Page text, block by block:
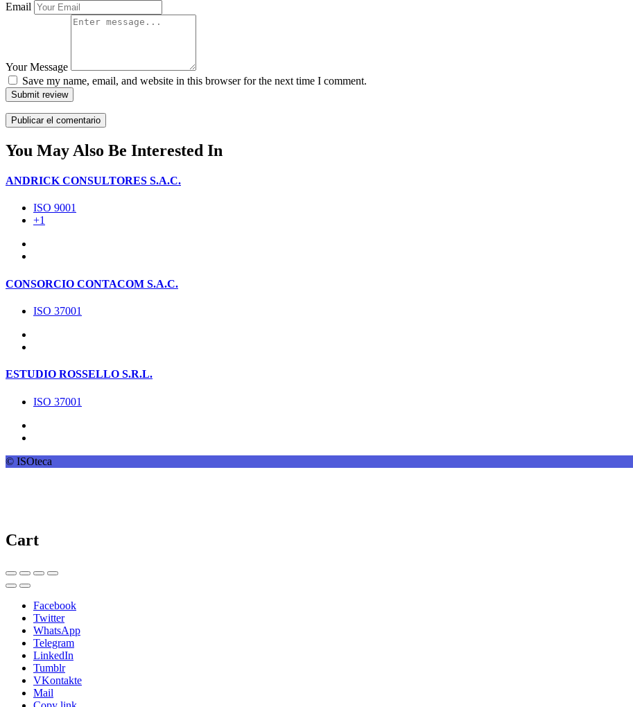
Email
Your Message
Save my name, email, and website in this browser for the next time I comment.
Submit review
You May Also Be Interested In
ANDRICK CONSULTORES S.A.C.
ISO 9001
+1
CONSORCIO CONTACOM S.A.C.
ISO 37001
ESTUDIO ROSSELLO S.R.L.
ISO 37001
© ISOteca
Cart
Facebook
Twitter
WhatsApp
Telegram
LinkedIn
Tumblr
VKontakte
Mail